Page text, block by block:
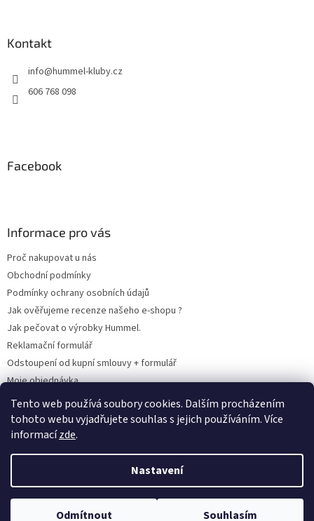
Tento web používá soubory cookies. Dalším procházením
tohoto webu vyjadřujete souhlas s jejich používáním. Více
informacízde.
Nastavení
Odmítnout Souhlasím
Kontakt
info@hummel-kluby.cz
606 768 098
Facebook
Informace pro vás
Proč nakupovat u nás
Obchodní podmínky
Podmínky ochrany osobních údajů
Jak ověřujeme recenze našeho e-shopu ?
Jak pečovat o výrobky Hummel.
Reklamační formulář
Odstoupení od kupní smlouvy + formulář
Moje objednávka
Odstoupení od smlouvy
Copyright 2026www.hummel-kluby.cz. Všechna práva vyhrazena.
Upravit nastavení cookies